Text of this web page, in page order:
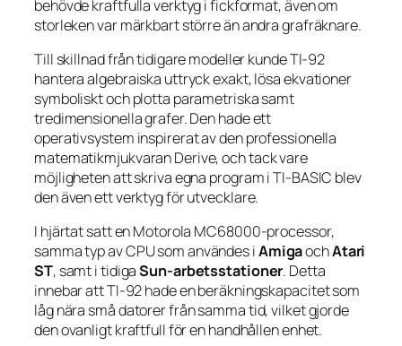
behövde kraftfulla verktyg i fickformat, även om
storleken var märkbart större än andra grafräknare.
Till skillnad från tidigare modeller kunde TI-92
hantera algebraiska uttryck exakt, lösa ekvationer
symboliskt och plotta parametriska samt
tredimensionella grafer. Den hade ett
operativsystem inspirerat av den professionella
matematikmjukvaran Derive, och tack vare
möjligheten att skriva egna program i TI-BASIC blev
den även ett verktyg för utvecklare.
I hjärtat satt en Motorola MC68000-processor,
samma typ av CPU som användes iAmigaochAtari
ST, samt i tidigaSun-arbetsstationer. Detta
innebar att TI-92 hade en beräkningskapacitet som
låg nära små datorer från samma tid, vilket gjorde
den ovanligt kraftfull för en handhållen enhet.